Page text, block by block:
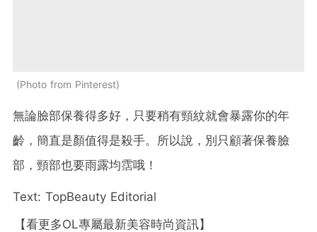
Photo from Pinterest
無論臉部保養得多好，只要稍有頸紋就會暴露你的年
齡，簡直是顏值得是殺手。所以說，別只顧著保養臉
部，頸部也要雨露均霑哦！
Text: TopBeauty Editorial
【看更多OL專屬最新美容時尚資訊】